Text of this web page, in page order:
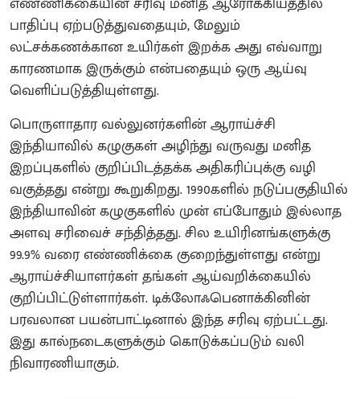
பாதிப்பு ஏற்படுத்துவதையும், மேலும்
லட்சக்கணக்கான உயிர்கள் இறக்க அது எவ்வாறு
காரணமாக இருக்கும் என்பதையும் ஒரு ஆய்வு
வெளிப்படுத்தியுள்ளது.
பொருளாதார வல்லுனர்களின் ஆராய்ச்சி
இந்தியாவில் கழுகுகள் அழிந்து வருவது மனித
இறப்புகளில் குறிப்பிடத்தக்க அதிகரிப்புக்கு வழி
வகுத்தது என்று கூறுகிறது. 1990களில் நடுப்பகுதியில்
இந்தியாவின் கழுகுகளில் முன் எப்போதும் இல்லாத
அளவு சரிவைச் சந்தித்தது.‌ சில உயிரினங்களுக்கு
99.9% வரை எண்ணிக்கை குறைந்துள்ளது என்று
ஆராய்ச்சியாளர்கள் தங்கள் ஆய்வறிக்கையில்
குறிப்பிட்டுள்ளார்கள். டிக்லோஃபெனாக்கினின்
பரவலான பயன்பாட்டினால் இந்த சரிவு ஏற்பட்டது.
இது கால்நடைகளுக்கும் கொடுக்கப்படும் வலி
நிவாரணியாகும்.‌